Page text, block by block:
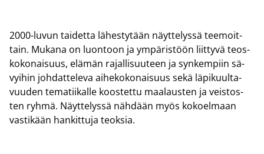
2000-​luvun tai­det­ta lä­hes­ty­tään näyt­te­lys­sä tee­moit­
tain. Mu­ka­na on luon­toon ja ym­pä­ris­töön liit­ty­vä teos­
ko­ko­nai­suus, elä­män ra­jal­li­suu­teen ja syn­kem­piin sä­
vyi­hin joh­dat­te­le­va ai­he­ko­ko­nai­suus sekä lä­pi­kuul­ta­
vuu­den te­ma­tii­kal­le koos­tet­tu maa­laus­ten ja veis­tos­
ten ryhmä. Näyt­te­lys­sä näh­dään myös ko­koel­maan
vas­ti­kään han­kit­tu­ja teok­sia.